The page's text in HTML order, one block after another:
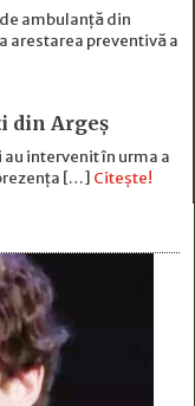
ambulanță din
arestarea preventivă a
din Argeș
intervenit în urma a
[…] Citește!